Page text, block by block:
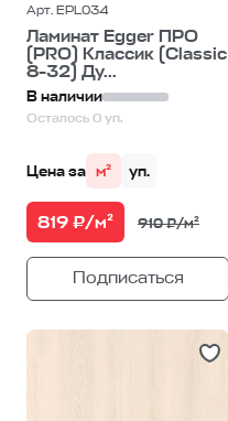
Арт. EPL034
Ламинат Egger ПРО
(PRO) Классик (Classic
8-32) Ду...
В наличии
Осталось 0 уп.
Цена за м² уп.
819 ₽/м² 910 ₽/м²
Подписаться